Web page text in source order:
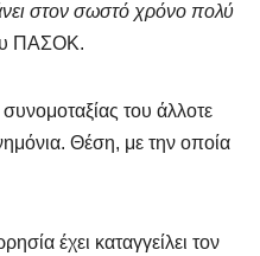
στον σωστό χρόνο πολύ
ΠΑΣΟΚ.
του άλλοτε
Θέση, με την οποία
έχει καταγγείλει τον